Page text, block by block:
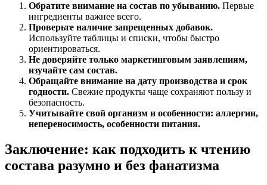
Обратите внимание на состав по убыванию. Первые
ингредиенты важнее всего.
Проверьте наличие запрещенных добавок.
Используйте таблицы и списки, чтобы быстро
ориентироваться.
Не доверяйте только маркетинговым заявлениям,
изучайте сам состав.
Обращайте внимание на дату производства и срок
годности. Свежие продукты чаще сохраняют пользу и
безопасность.
Учитывайте свой организм и особенности: аллергии,
непереносимость, особенности питания.
Заключение: как подходить к чтению
состава разумно и без фанатизма